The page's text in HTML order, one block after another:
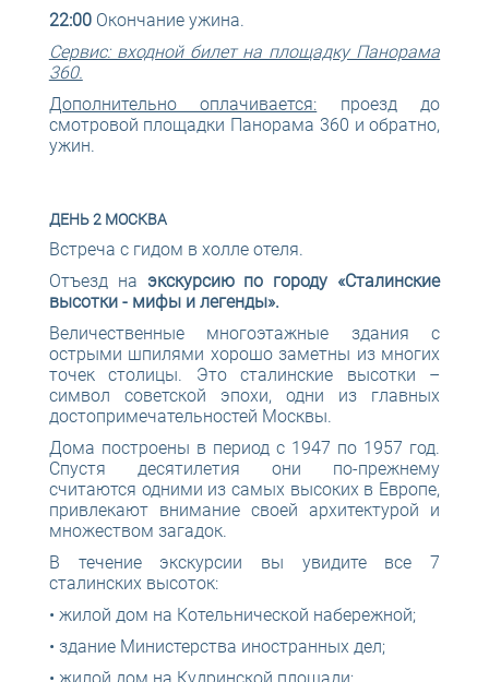
22:00Окончание ужина.
Сервис: входной билет на площадку Панорама
360.
Дополнительно оплачивается: проезд до
смотровой площадки Панорама 360 и обратно,
ужин.
ДЕНЬ 2 МОСКВА
Встреча с гидом в холле отеля.
Отъезд на экскурсию по городу «Сталинские
высотки - мифы и легенды».
Величественные многоэтажные здания с
острыми шпилями хорошо заметны из многих
точек столицы. Это сталинские высотки –
символ советской эпохи, одни из главных
достопримечательностей Москвы.
Дома построены в период с 1947 по 1957 год.
Спустя десятилетия они по-прежнему
считаются одними из самых высоких в Европе,
привлекают внимание своей архитектурой и
множеством загадок.
В течение экскурсии вы увидите все 7
сталинских высоток:
• жилой дом на Котельнической набережной;
• здание Министерства иностранных дел;